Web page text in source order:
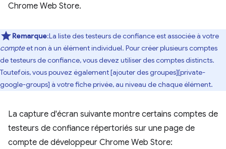
Chrome Web Store.
Remarque:La liste des testeurs de confiance est associée à votre
compteet non à un élément individuel. Pour créer plusieurs comptes
de testeurs de confiance, vous devez utiliser des comptes distincts.
Toutefois, vous pouvez également [ajouter des groupes][private-
google-groups] à votre fiche privée, au niveau de chaque élément.
La capture d'écran suivante montre certains comptes de
testeurs de confiance répertoriés sur une page de
compte de développeur Chrome Web Store: